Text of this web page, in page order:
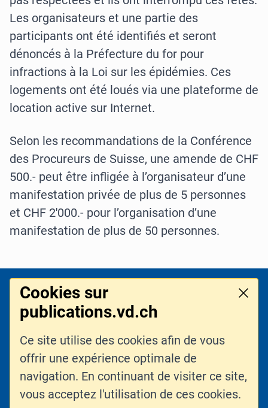
Cookies sur
publications.vd.ch
Ce site utilise des cookies afin de vous
offrir une expérience optimale de
navigation. En continuant de visiter ce site,
vous acceptez l'utilisation de ces cookies.
Les organisateurs et une partie des
participants ont été identifiés et seront
dénoncés à la Préfecture du for pour
infractions à la Loi sur les épidémies. Ces
logements ont été loués via une plateforme de
location active sur Internet.
Selon les recommandations de la Conférence
des Procureurs de Suisse, une amende de CHF
500.- peut être infligée à l’organisateur d’une
manifestation privée de plus de 5 personnes
et CHF 2'000.- pour l’organisation d’une
manifestation de plus de 50 personnes.
Pied de page
LIENS CONNEXES CONTACT
PLAN DU SITE
PARTAGER
LOGO DE L'ENTITÉ